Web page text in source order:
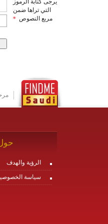
يرجى كتابة الرموز
التي تراها ضمن
مربع النصوص *
الرؤية والهدف
سياسة